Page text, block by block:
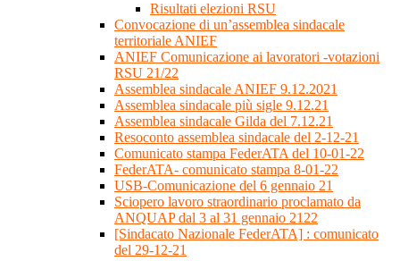
Risultati elezioni RSU
Convocazione di un’assemblea sindacale
territoriale ANIEF
ANIEF Comunicazione ai lavoratori -votazioni
RSU 21/22
Assemblea sindacale ANIEF 9.12.2021
Assemblea sindacale più sigle 9.12.21
Assemblea sindacale Gilda del 7.12.21
Resoconto assemblea sindacale del 2-12-21
Comunicato stampa FederATA del 10-01-22
FederATA- comunicato stampa 8-01-22
USB-Comunicazione del 6 gennaio 21
Sciopero lavoro straordinario proclamato da
ANQUAP dal 3 al 31 gennaio 2122
[Sindacato Nazionale FederATA] : comunicato
del 29-12-21